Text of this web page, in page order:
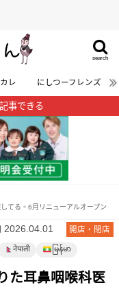
search
レ にしつーフレンズ
事できる
てる。6月リニューアルオープン
開店・閉店
2026.04.01
नेपाली မြန်မာ
た耳鼻咽喉科医